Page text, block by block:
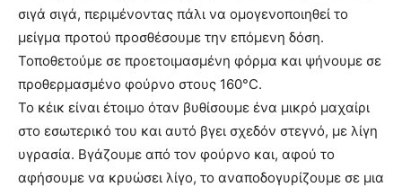
σιγά σιγά, περιμένοντας πάλι να ομογενοποιηθεί το
μείγμα προτού προσθέσουμε την επόμενη δόση.
Τοποθετούμε σε προετοιμασμένη φόρμα και ψήνουμε σε
προθερμασμένο φούρνο στους 160°C.
Το κέικ είναι έτοιμο όταν βυθίσουμε ένα μικρό μαχαίρι
στο εσωτερικό του και αυτό βγει σχεδόν στεγνό, με λίγη
υγρασία. Βγάζουμε από τον φούρνο και, αφού το
αφήσουμε να κρυώσει λίγο, το αναποδογυρίζουμε σε μια